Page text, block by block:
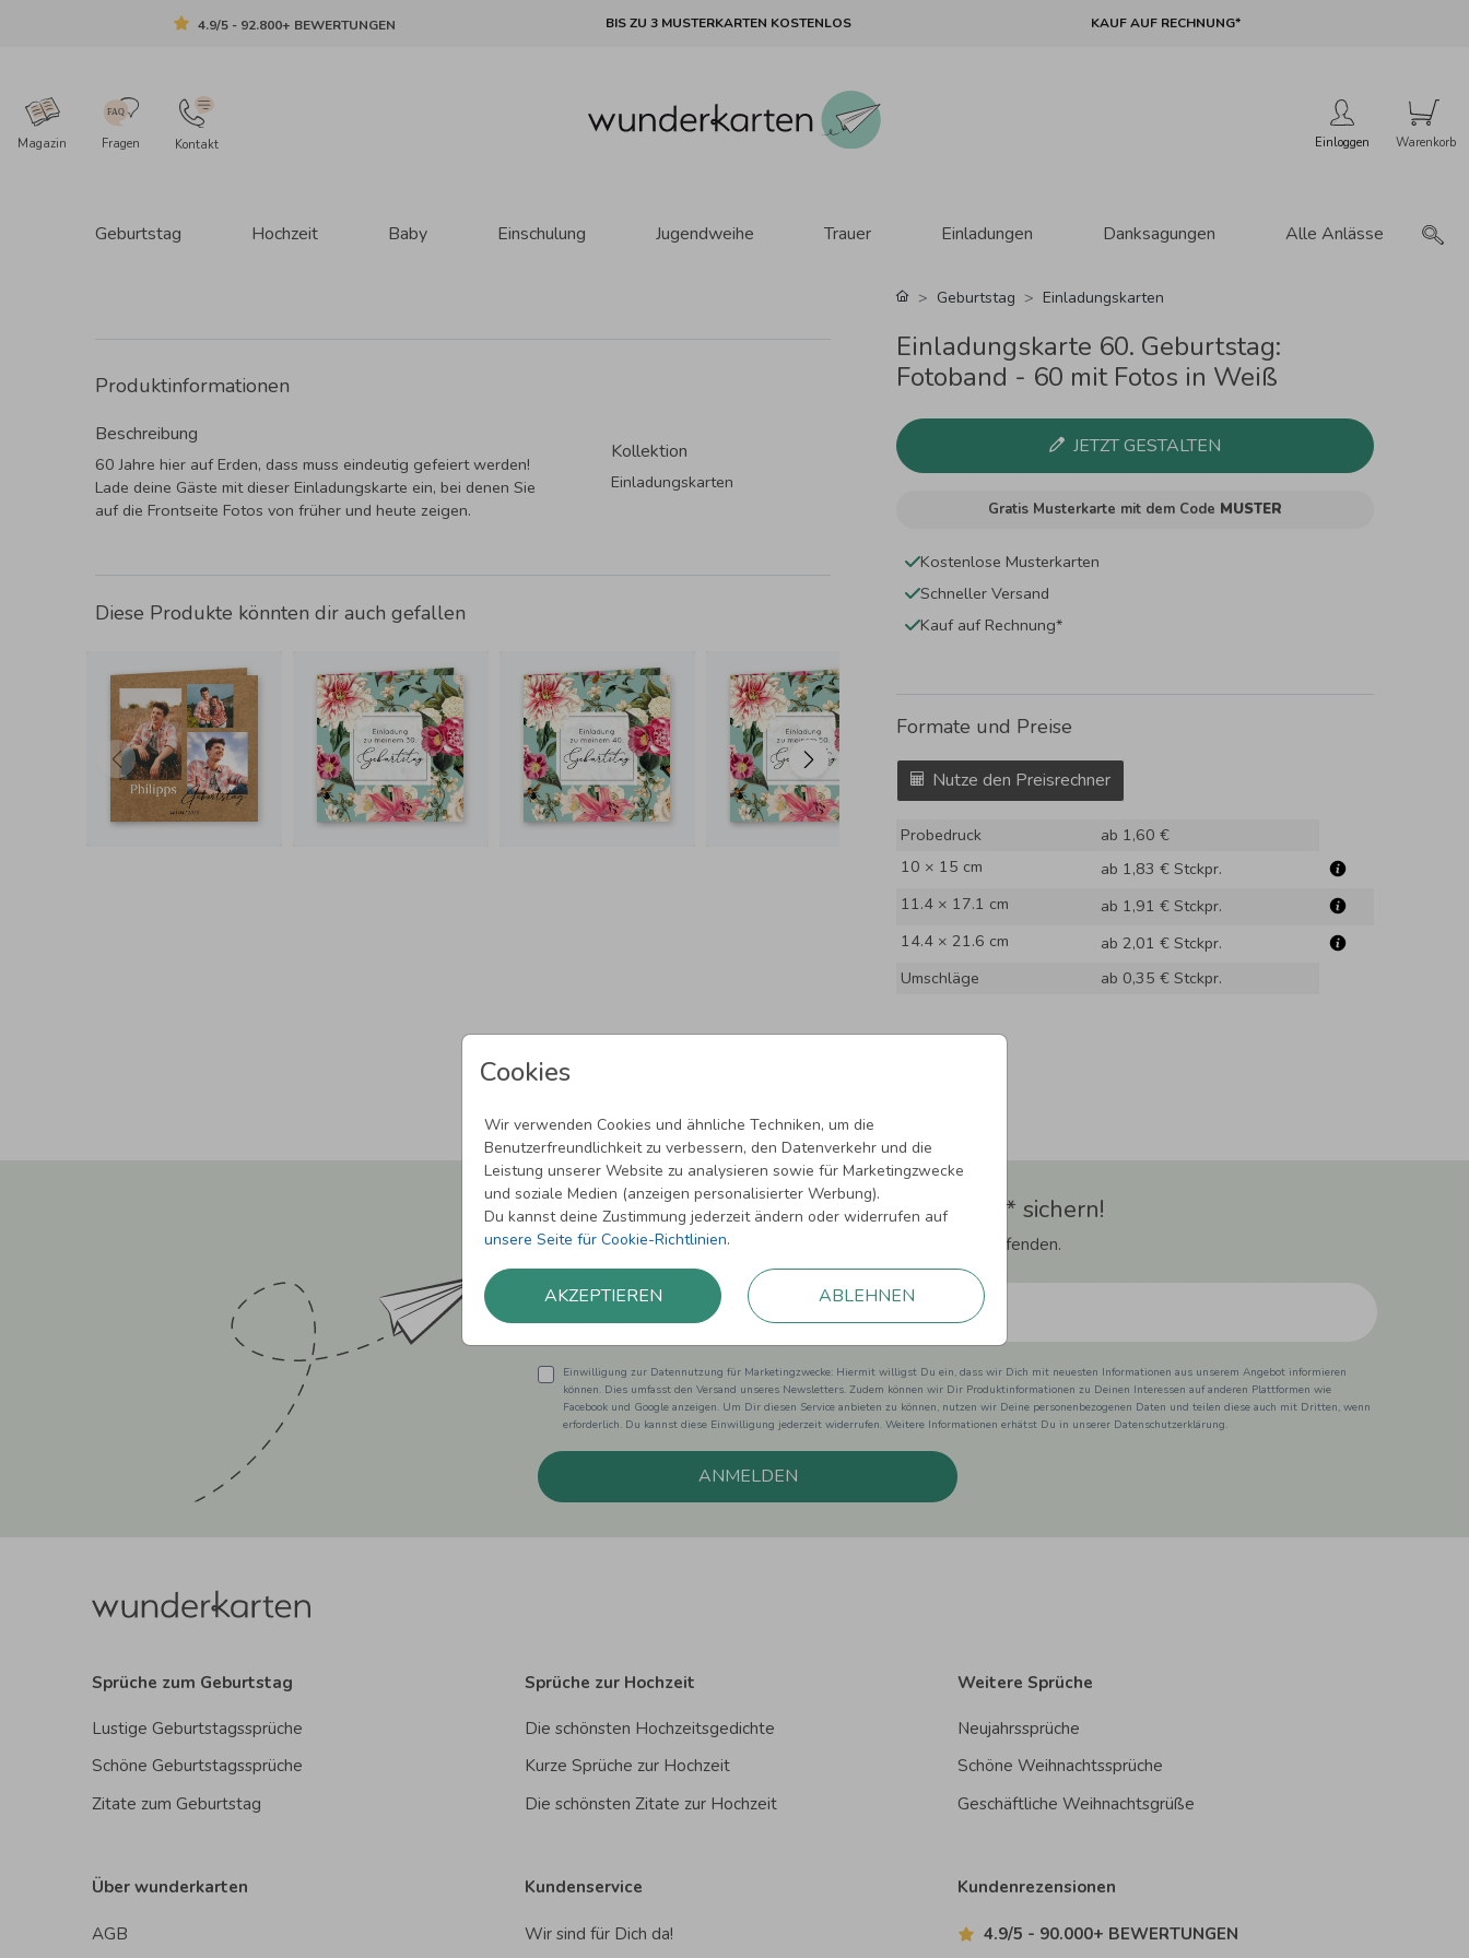
4.9/5 - 92.800+ BEWERTUNGEN BIS ZU 3 MUSTERKARTEN KOSTENLOS KAUF AUF RECHNUNG*
Magazin Fragen Kontakt Einloggen
Geburtstag Hochzeit Baby Einschulung Jugendweihe Trauer Einladungen Danksagungen Alle Anlässe
Cookies
Wir verwenden Cookies und ähnliche Techniken, um die
Benutzerfreundlichkeit zu verbessern, den Datenverkehr und die
Leistung unserer Website zu analysieren sowie für Marketingzwecke
und soziale Medien (anzeigen personalisierter Werbung).
Du kannst deine Zustimmung jederzeit ändern oder widerrufen auf
unsere Seite für Cookie-Richtlinien.
AKZEPTIEREN ABLEHNEN
Produktinformationen
Beschreibung
60 Jahre hier auf Erden, dass muss eindeutig gefeiert werden!
Lade deine Gäste mit dieser Einladungskarte ein, bei denen Sie
auf die Frontseite Fotos von früher und heute zeigen.
Kollektion
Einladungskarten
Diese Produkte könnten dir auch gefallen
Geburtstag Einladungskarten
Einladungskarte 60. Geburtstag:
Fotoband - 60 mit Fotos in Weiß
JETZT GESTALTEN
Gratis Musterkarte mit dem Code MUSTER
Kostenlose Musterkarten
Schneller Versand
Kauf auf Rechnung*
Formate und Preise
Nutze den Preisrechner
Probedruck
ab 1,60 €
10 × 15 cm
ab 1,83 € Stckpr.
11.4 × 17.1 cm
ab 1,91 € Stckpr.
14.4 × 21.6 cm
ab 2,01 € Stckpr.
Umschläge
ab 0,35 € Stckpr.
Newsletter abonnieren und 5,00 € Rabatt** sichern!
Melde Dich zu unserem Newsletter an und bleibe auf dem Laufenden.
Einwilligung zur Datennutzung für Marketingzwecke: Hiermit willigst Du ein, dass wir Dich mit neuesten Informationen aus unserem Angebot informieren
können. Dies umfasst den Versand unseres Newsletters. Zudem können wir Dir Produktinformationen zu Deinen Interessen auf anderen Plattformen wie
Facebook und Google anzeigen. Um Dir diesen Service anbieten zu können, nutzen wir Deine personenbezogenen Daten und teilen diese auch mit Dritten, wenn
erforderlich. Du kannst diese Einwilligung jederzeit widerrufen. Weitere Informationen erhätst Du in unserer Datenschutzerklärung.
ANMELDEN
Sprüche zum Geburtstag
Lustige Geburtstagssprüche
Schöne Geburtstagssprüche
Zitate zum Geburtstag
Sprüche zur Hochzeit
Die schönsten Hochzeitsgedichte
Kurze Sprüche zur Hochzeit
Die schönsten Zitate zur Hochzeit
Weitere Sprüche
Neujahrssprüche
Schöne Weihnachtssprüche
Geschäftliche Weihnachtsgrüße
Über wunderkarten
AGB
Kundenservice
Wir sind für Dich da!
Kundenrezensionen
4.9/5 - 90.000+ BEWERTUNGEN